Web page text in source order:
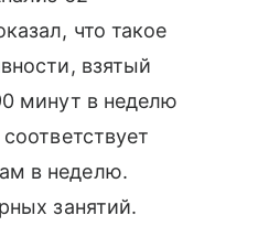
что такое
взятый
минут в неделю
в неделю.
занятий.